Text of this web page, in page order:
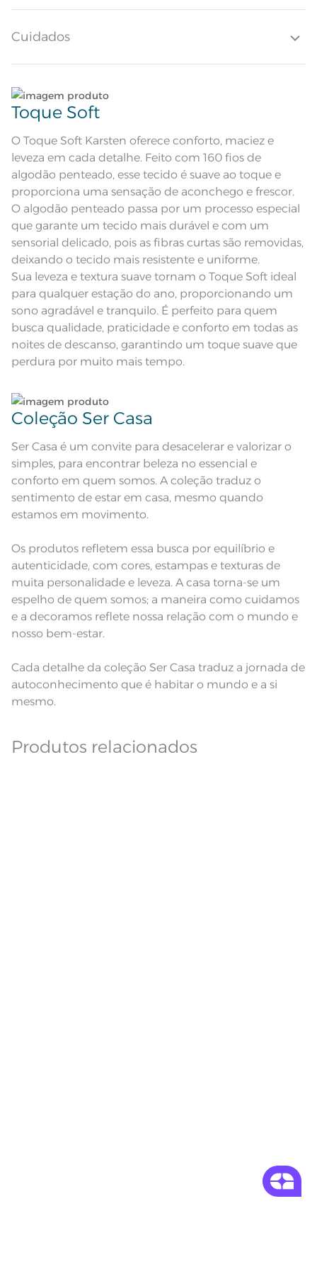
Quantidade de Peças
de 7cm e ponto ajour aplicado nas
abas; Algodão egípcio
Descrição Visual
Corpo tinto na cor cinza com filete
branco aplicado na lateral da
fronha.
Composição 100% Algodão
Tamanho Solteiro
Cor Prata/Branco
Itens Inclusos 1 Lençol de Elástico e 1 Fronha
Medida
Lençol de Elástico: 1,00m x 2,00m
x 30cm; Fronha: 50cm x 70cm
Instruções de Lavagem
seco;
Observações
cor, de acordo com a configuração
e modelo do monitor ou do
aparelho celular. Consultar a cor
nas especificações técnicas do
produto.
Cuidados
Lave tipos de tecidos distintos separadamente;
Não lave cores claras e cores escuras no mesmo
ciclo;
Lave as peças no ciclo leve, suave ou delicado de
sua lavadora;
Enxágue as peças com bastante água;
Utilize a quantidade mínima de amaciante e sabão;
Leia atentamente as instruções na etiqueta.
Toque Soft
O Toque Soft Karsten oferece conforto, maciez e
leveza em cada detalhe. Feito com 160 fios de
algodão penteado, esse tecido é suave ao toque e
proporciona uma sensação de aconchego e frescor.
O algodão penteado passa por um processo especial
que garante um tecido mais durável e com um
sensorial delicado, pois as fibras curtas são removidas,
deixando o tecido mais resistente e uniforme.
Sua leveza e textura suave tornam o Toque Soft ideal
para qualquer estação do ano, proporcionando um
sono agradável e tranquilo. É perfeito para quem
busca qualidade, praticidade e conforto em todas as
noites de descanso, garantindo um toque suave que
perdura por muito mais tempo.
Coleção Ser Casa
Ser Casa é um convite para desacelerar e valorizar o
simples, para encontrar beleza no essencial e
conforto em quem somos. A coleção traduz o
sentimento de estar em casa, mesmo quando
estamos em movimento.
Os produtos refletem essa busca por equilíbrio e
autenticidade, com cores, estampas e texturas de
muita personalidade e leveza. A casa torna-se um
espelho de quem somos; a maneira como cuidamos
e a decoramos reflete nossa relação com o mundo e
nosso bem-estar.
Cada detalhe da coleção Ser Casa traduz a jornada de
autoconhecimento que é habitar o mundo e a si
mesmo.
Produtos relacionados